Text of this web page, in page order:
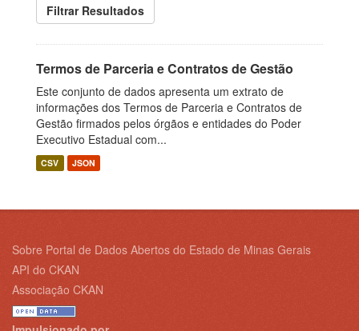
Filtrar Resultados
Termos de Parceria e Contratos de Gestão
Este conjunto de dados apresenta um extrato de
informações dos Termos de Parceria e Contratos de
Gestão firmados pelos órgãos e entidades do Poder
Executivo Estadual com...
CSV JSON
Sobre Portal de Dados Abertos do Estado de Minas Gerais
API do CKAN
Associação CKAN